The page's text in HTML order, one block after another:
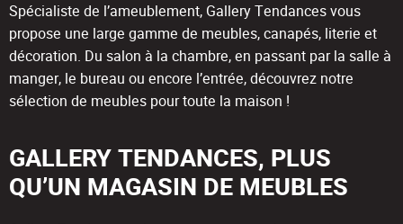
Spécialiste de l’ameublement, Gallery Tendances vous
propose une large gamme de meubles, canapés, literie et
décoration. Du salon à la chambre, en passant par la salle à
manger, le bureau ou encore l’entrée, découvrez notre
sélection de meubles pour toute la maison !
GALLERY TENDANCES, PLUS
QU’UN MAGASIN DE MEUBLES